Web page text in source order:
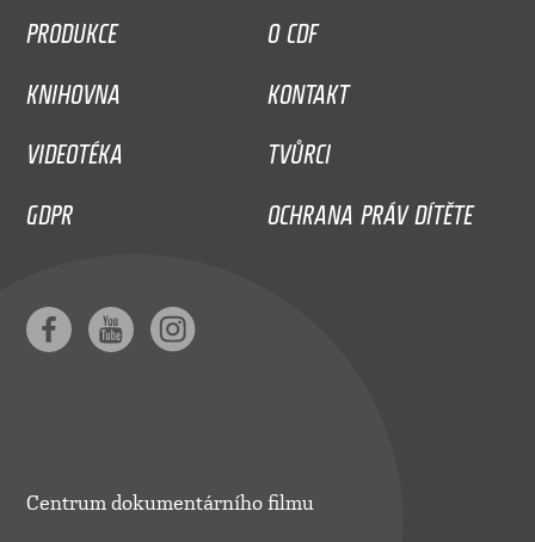
PRODUKCE
O CDF
KNIHOVNA
KONTAKT
VIDEOTÉKA
TVŮRCI
GDPR
OCHRANA PRÁV DÍTĚTE
Centrum dokumentárního filmu